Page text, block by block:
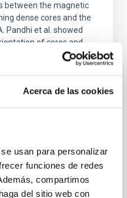
Acerca de las cookies
usan para personalizar
funciones de redes
compartimos
del sitio web con
between the magnetic
dense cores and the
Pandhi et al. showed
of cores and
appear random
2026